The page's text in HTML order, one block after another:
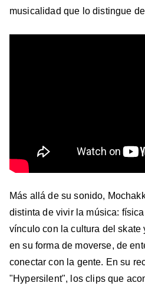
musicalidad que lo distingue
Más allá de su sonido,
distinta de vivir la música:
vínculo con la cultura del skate
en su forma de moverse, de
conectar con la gente. En su
"Hypersilent", los clips que